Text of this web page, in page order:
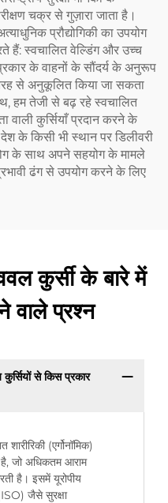
चक्र से गुज़ारा जाता है।
प्रौद्योगिकी का उपयोग
हैं: स्वचालित वेल्डिंग और उच्च
प्रकार के वाहनों के सौंदर्य के अनुरूप
से अनुकूलित किया जा सकता
हम तेजी से बढ़ रहे स्वचालित
वाली कुर्सियाँ प्रदान करने के
के किसी भी स्थान पर डिलीवरी
के साथ अपने सहयोग के मामले
ढंग से उपयोग करने के लिए
कुर्सी के बारे में
वाले प्रश्न
से किस प्रकार
(एर्गोनॉमिक)
जो अधिकतम आराम
है। इसमें यूरोपीय
जैसे सुरक्षा